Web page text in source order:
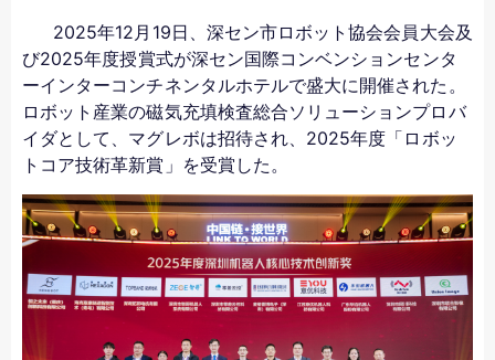
2025年12月19日、深セン市ロボット協会会員大会及
び2025年度授賞式が深セン国際コンベンションセンタ
ーインターコンチネンタルホテルで盛大に開催された。
ロボット産業の磁気充填検査総合ソリューションプロバ
イダとして、マグレボは招待され、2025年度「ロボッ
トコア技術革新賞」を受賞した。